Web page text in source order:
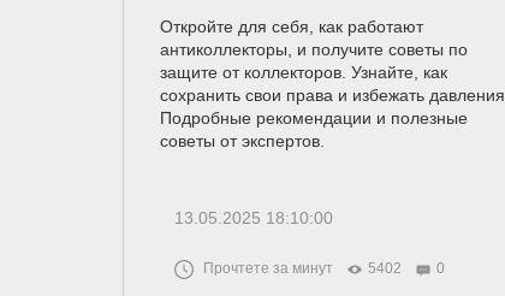
Откройте для себя, как работают
антиколлекторы, и получите советы по
защите от коллекторов. Узнайте, как
сохранить свои права и избежать давления.
Подробные рекомендации и полезные
советы от экспертов.
13.05.2025 18:10:00
Прочтете за минут 5402 0